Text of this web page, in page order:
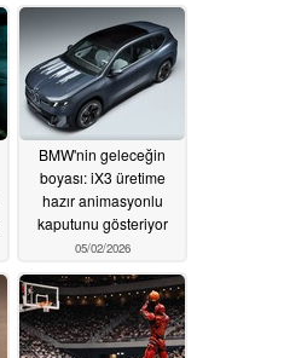
BMW'nin geleceğin
boyası: iX3 üretime
hazır animasyonlu
kaputunu gösteriyor
05/02/2026